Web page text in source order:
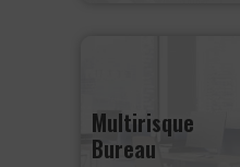
Multirisque
Bureau